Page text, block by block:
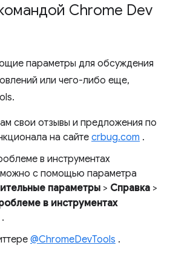
Chrome Dev
параметры для обсуждения
или чего-либо еще,
свои отзывы и предложения по
на сайте crbug.com .
в инструментах
с помощью параметра
параметры > Справка >
в инструментах
.
@ChromeDevTools .